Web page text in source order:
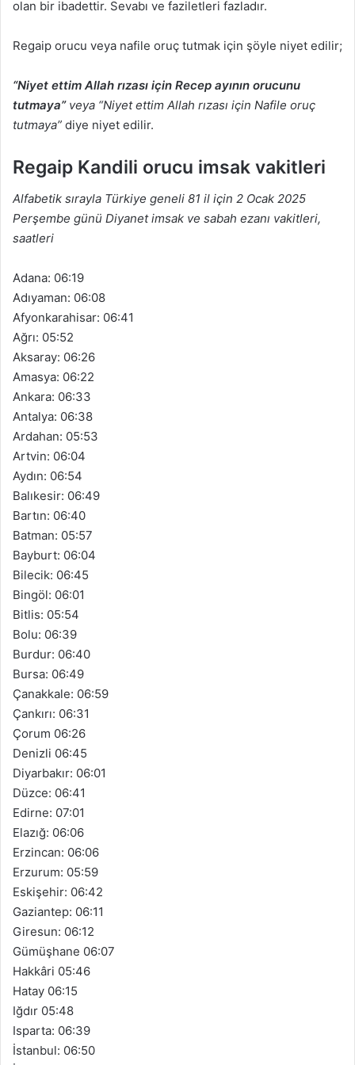
olan bir ibadettir. Sevabı ve faziletleri fazladır.
Regaip orucu veya nafile oruç tutmak için şöyle niyet edilir;
“Niyet ettim Allah rızası için Recep ayının orucunu
tutmaya”veya “Niyet ettim Allah rızası için Nafile oruç
tutmaya” diye niyet edilir.
Regaip Kandili orucu imsak vakitleri
Alfabetik sırayla Türkiye geneli 81 il için 2 Ocak 2025
Perşembe günü Diyanet imsak ve sabah ezanı vakitleri,
saatleri
Adana: 06:19
Adıyaman: 06:08
Afyonkarahisar: 06:41
Ağrı: 05:52
Aksaray: 06:26
Amasya: 06:22
Ankara: 06:33
Antalya: 06:38
Ardahan: 05:53
Artvin: 06:04
Aydın: 06:54
Balıkesir: 06:49
Bartın: 06:40
Batman: 05:57
Bayburt: 06:04
Bilecik: 06:45
Bingöl: 06:01
Bitlis: 05:54
Bolu: 06:39
Burdur: 06:40
Bursa: 06:49
Çanakkale: 06:59
Çankırı: 06:31
Çorum 06:26
Denizli 06:45
Diyarbakır: 06:01
Düzce: 06:41
Edirne: 07:01
Elazığ: 06:06
Erzincan: 06:06
Erzurum: 05:59
Eskişehir: 06:42
Gaziantep: 06:11
Giresun: 06:12
Gümüşhane 06:07
Hakkâri 05:46
Hatay 06:15
Iğdır 05:48
Isparta: 06:39
İstanbul: 06:50